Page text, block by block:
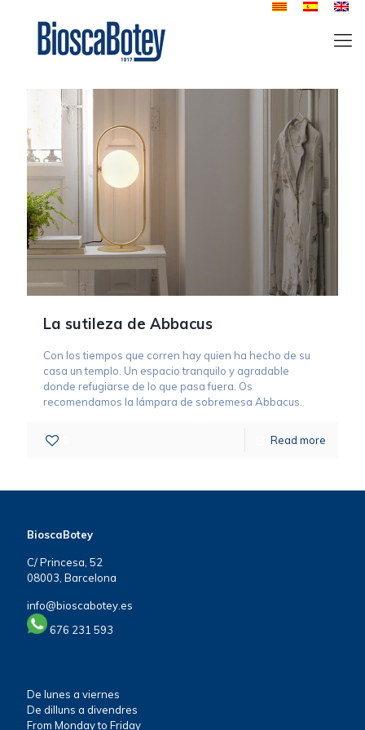
La sutileza de Abbacus
Con los tiempos que corren hay quien ha hecho de su
casa un templo. Un espacio tranquilo y agradable
donde refugiarse de lo que pasa fuera. Os
recomendamos la lámpara de sobremesa Abbacus.
Read more
BioscaBotey
C/ Princesa, 52
08003, Barcelona
info@bioscabotey.es
676 231 593
De lunes a viernes
De dilluns a divendres
From Monday to Friday